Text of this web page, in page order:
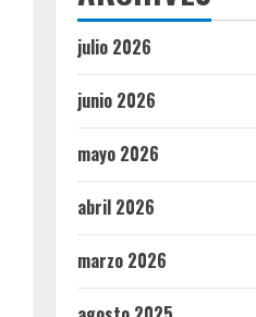
julio 2026
junio 2026
mayo 2026
abril 2026
marzo 2026